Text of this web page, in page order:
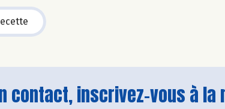
contact, inscrivez-vous à